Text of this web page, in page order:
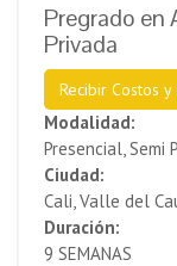
Pregrado en
Privada
Recibir Costos
Modalidad:
Presencial, Semi
Ciudad:
Cali, Valle del
Duración:
9 SEMANAS